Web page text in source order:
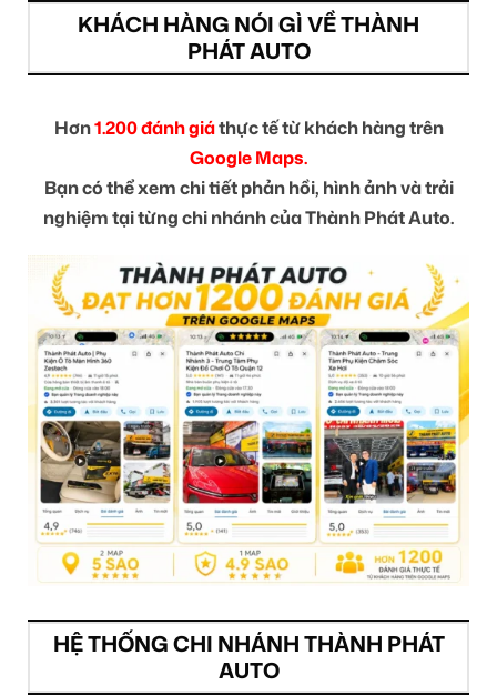
KHÁCH HÀNG NÓI GÌ VỀ THÀNH
PHÁT AUTO
Hơn1.200 đánh giáthực tế từ khách hàng trên
Google Maps.
Bạn có thể xem chi tiết phản hồi, hình ảnh và trải
nghiệm tại từng chi nhánh của Thành Phát Auto.
HỆ THỐNG CHI NHÁNH THÀNH PHÁT
AUTO